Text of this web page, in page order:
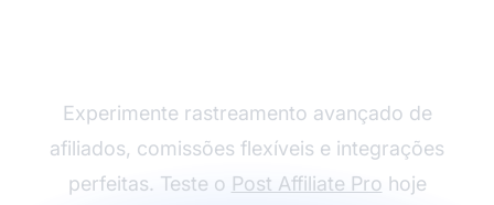
Experimente rastreamento avançado de
afiliados, comissões flexíveis e integrações
perfeitas. Teste o Post Affiliate Pro hoje